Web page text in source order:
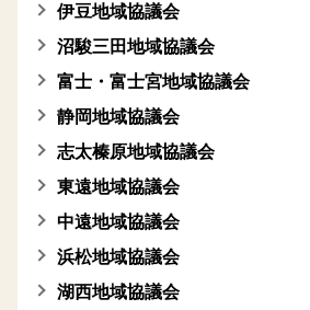
伊豆地域協議会
沼駿三田地域協議会
富士・富士宮地域協議会
静岡地域協議会
志太榛原地域協議会
東遠地域協議会
中遠地域協議会
浜松地域協議会
湖西地域協議会